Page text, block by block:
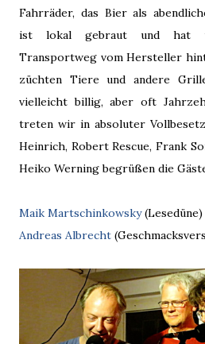
Fahrräder, das Bier als
ist lokal gebraut und hat
Transportweg vom Hersteller
züchten Tiere und andere
vielleicht billig, aber oft
treten wir in absoluter
Heinrich, Robert Rescue, Frank
Heiko Werning begrüßen die
Maik Martschinkowsky(Lesedüne)
Andreas Albrecht